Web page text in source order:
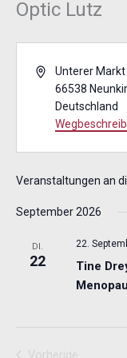
Optic Lutz
AdresseUnterer Markt
66538
Deutschland
Veranstaltungen an
September 2026
DI.
22
Tine
22.